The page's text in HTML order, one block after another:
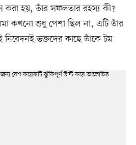
করা হয়, তাঁর সফলতার রহস্য কী?
কখনো শুধু পেশা ছিল না, এটি তাঁর
নিবেদনই ভক্তদের কাছে তাঁকে টম